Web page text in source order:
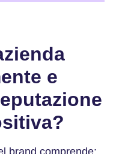
e
brand comprende: